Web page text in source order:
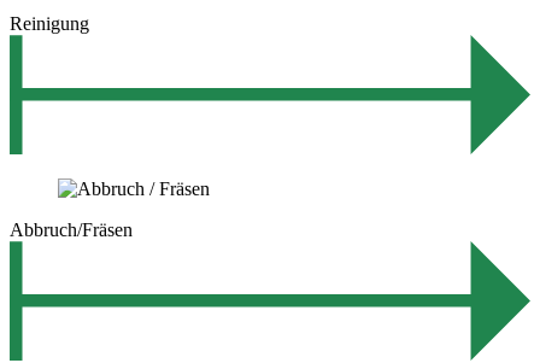
Reinigung
Abbruch/Fräsen